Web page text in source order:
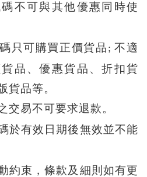
不可與其他優惠同時使
只可購買正價貨品 ;不適
品、優惠貨品、折扣貨
貨品等。
交易不可要求退款。
於有效日期後無效並不能
約束，條款及細則如有更